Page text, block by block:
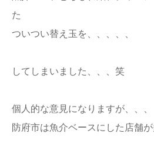
た
ついつい替え玉を、、、、、
してしまいました、、、笑
個人的な意見になりますが、、、
防府市は魚介ベースにした店舗